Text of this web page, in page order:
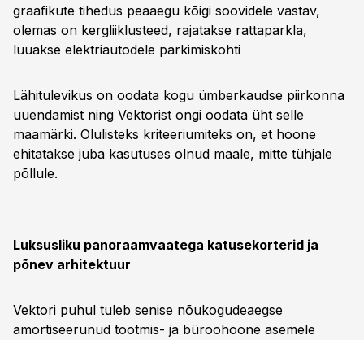
graafikute tihedus peaaegu kõigi soovidele vastav,
olemas on kergliiklusteed, rajatakse rattaparkla,
luuakse elektriautodele parkimiskohti
Lähitulevikus on oodata kogu ümberkaudse piirkonna
uuendamist ning Vektorist ongi oodata üht selle
maamärki. Olulisteks kriteeriumiteks on, et hoone
ehitatakse juba kasutuses olnud maale, mitte tühjale
põllule.
Luksusliku panoraamvaatega katusekorterid ja
põnev arhitektuur
Vektori puhul tuleb senise nõukogudeaegse
amortiseerunud tootmis- ja büroohoone asemele